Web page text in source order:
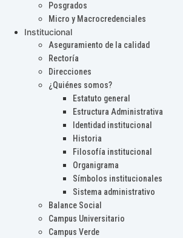
Posgrados
Micro y Macrocredenciales
Institucional
Aseguramiento de la calidad
Rectoría
Direcciones
¿Quiénes somos?
Estatuto general
Estructura Administrativa
Identidad institucional
Historia
Filosofía institucional
Organigrama
Símbolos institucionales
Sistema administrativo
Balance Social
Campus Universitario
Campus Verde